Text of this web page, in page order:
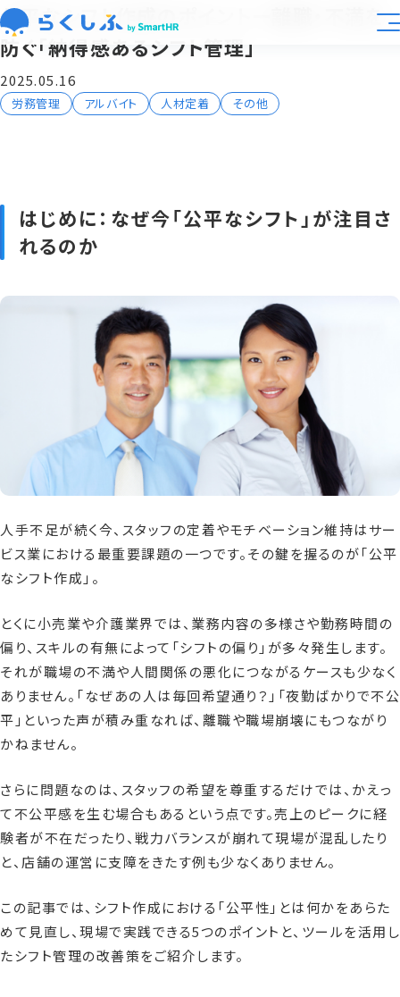
らくしふラボ お知らせ 運営会社
業種別活用
大規模展開向け
料金
資料ライブラリ
資料請求
公平なシフト作成のポイントー離職・不満を
防ぐ「納得感あるシフト管理」
2025.05.16
はじめに：なぜ今「公平なシフト」が注目さ
れるのか
人手不足が続く今、スタッフの定着やモチベーション維持はサー
ビス業における最重要課題の一つです。その鍵を握るのが「公平
なシフト作成」。
とくに小売業や介護業界では、業務内容の多様さや勤務時間の
偏り、スキルの有無によって「シフトの偏り」が多々発生します。
それが職場の不満や人間関係の悪化につながるケースも少なく
ありません。「なぜあの人は毎回希望通り？」「夜勤ばかりで不公
平」といった声が積み重なれば、離職や職場崩壊にもつながり
かねません。
さらに問題なのは、スタッフの希望を尊重するだけでは、かえっ
て不公平感を生む場合もあるという点です。売上のピークに経
験者が不在だったり、戦力バランスが崩れて現場が混乱したり
と、店舗の運営に支障をきたす例も少なくありません。
この記事では、シフト作成における「公平性」とは何かをあらた
めて見直し、現場で実践できる5つのポイントと、ツールを活用し
たシフト管理の改善策をご紹介します。
労務管理 アルバイト 人材定着 その他